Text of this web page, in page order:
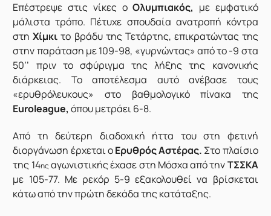
Επέστρεψε στις νίκες οΟλυμπιακός, με εμφατικό
μάλιστα τρόπο. Πέτυχε σπουδαία ανατροπή κόντρα
στηΧίμκι το βράδυ της Τετάρτης, επικρατώντας της
στην παράταση με 109-98, «γυρνώντας» από το -9 στα
50’’ πριν το σφύριγμα της λήξης της κανονικής
διάρκειας. Το αποτέλεσμα αυτό ανέβασε τους
«ερυθρόλευκους» στο βαθμολογικό πίνακα της
Euroleague, όπου μετράει 6-8.
Από τη δεύτερη διαδοχική ήττα του στη φετινή
διοργάνωση έρχεται οΕρυθρός Αστέρας. Στο πλαίσιο
της 14ης αγωνιστικής έχασε στη Μόσχα από τηνΤΣΣΚΑ
με 105-77. Με ρεκόρ 5-9 εξακολουθεί να βρίσκεται
κάτω από την πρώτη δεκάδα της κατάταξης.